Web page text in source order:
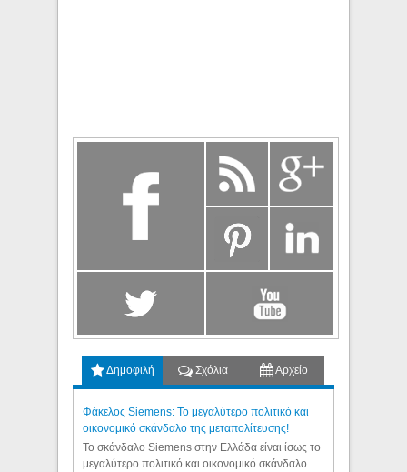
Δημοφιλή Σχόλια Αρχείο
Φάκελος Siemens: Το μεγαλύτερο πολιτικό και
οικονομικό σκάνδαλο της μεταπολίτευσης!
Το σκάνδαλο Siemens στην Ελλάδα είναι ίσως το
μεγαλύτερο πολιτικό και οικονομικό σκάνδαλο